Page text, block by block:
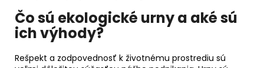
Čo sú ekologické urny a aké sú
ich výhody?
Rešpekt a zodpovednosť k životnému prostrediu sú